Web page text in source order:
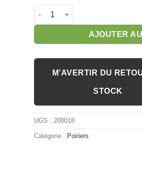
quantité de Poirier 'Doyenné du
AJOUTER
M’AVERTIR DU
STOCK
UGS : 200018
Catégorie : Poiriers